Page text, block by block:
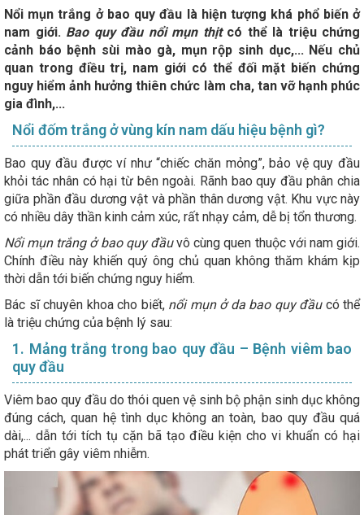
Nổi mụn trắng ở bao quy đầu là hiện tượng khá phổ biến ở
nam giới. Bao quy đầu nổi mụn thịt có thể là triệu chứng
cảnh báo bệnh sùi mào gà, mụn rộp sinh dục,... Nếu chủ
quan trong điều trị, nam giới có thể đối mặt biến chứng
nguy hiểm ảnh hưởng thiên chức làm cha, tan vỡ hạnh phúc
gia đình,...
Nổi đốm trắng ở vùng kín nam dấu hiệu bệnh gì?
Bao quy đầu được ví như “chiếc chăn mỏng”, bảo vệ quy đầu
khỏi tác nhân có hại từ bên ngoài. Rãnh bao quy đầu phân chia
giữa phần đầu dương vật và phần thân dương vật. Khu vực này
có nhiều dây thần kinh cảm xúc, rất nhạy cảm, dễ bị tổn thương.
Nổi mụn trắng ở bao quy đầuvô cùng quen thuộc với nam giới.
Chính điều này khiến quý ông chủ quan không thăm khám kịp
thời dẫn tới biến chứng nguy hiểm.
Bác sĩ chuyên khoa cho biết,nổi mụn ở da bao quy đầucó thể
là triệu chứng của bệnh lý sau:
1. Mảng trắng trong bao quy đầu – Bệnh viêm bao
quy đầu
Viêm bao quy đầu do thói quen vệ sinh bộ phận sinh dục không
đúng cách, quan hệ tình dục không an toàn, bao quy đầu quá
dài,... dẫn tới tích tụ cặn bã tạo điều kiện cho vi khuẩn có hại
phát triển gây viêm nhiễm.